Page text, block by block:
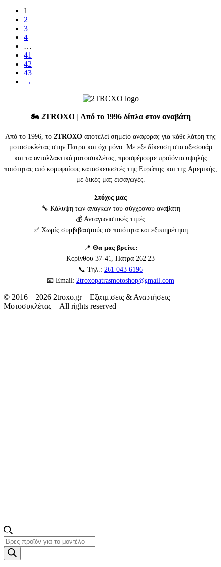
1
2
3
4
…
41
42
43
→
🏍️ 2TROXO| Από το 1996 δίπλα στον αναβάτη
Από το 1996, το 2TROXO αποτελεί σημείο αναφοράς για κάθε λάτρη της
μοτοσυκλέτας στην Πάτρα και όχι μόνο. Με εξειδίκευση στα αξεσουάρ
και τα ανταλλακτικά μοτοσυκλέτας, προσφέρουμε προϊόντα υψηλής
ποιότητας από κορυφαίους κατασκευαστές της Ευρώπης και της Αμερικής,
με δικές μας εισαγωγές.
Στόχος μας
🔧 Κάλυψη των αναγκών του σύγχρονου αναβάτη
💰 Ανταγωνιστικές τιμές
✅ Χωρίς συμβιβασμούς σε ποιότητα και εξυπηρέτηση
📍 Θα μας βρείτε:
Κορίνθου 37-41, Πάτρα 262 23
📞 Τηλ.: 261 043 6196
📧 Email: 2troxopatrasmotoshop@gmail.com
© 2016 – 2026 2troxo.gr – Εξατμίσεις & Αναρτήσεις
Μοτοσυκλέτας – All rights reserved
Products
search